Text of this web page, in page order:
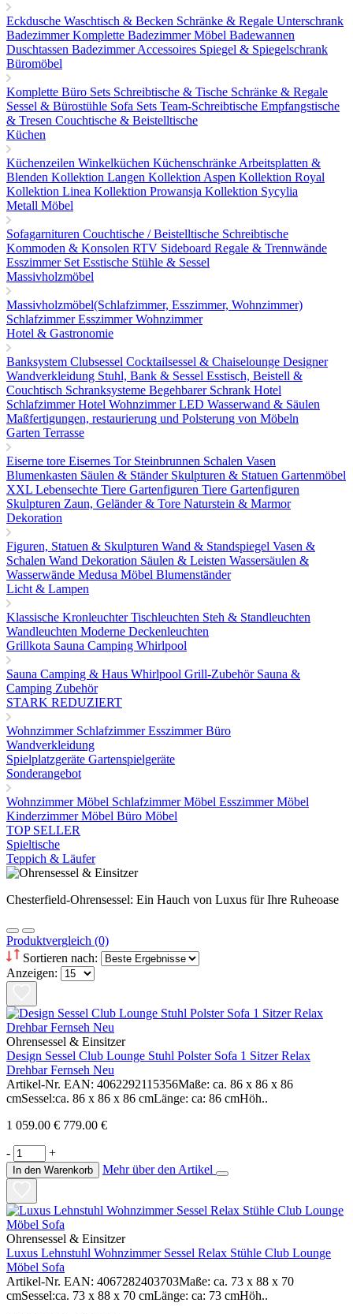
Eckdusche Waschtisch & Becken Schränke & Regale Unterschrank
BadezimmerKomplette Badezimmer Möbel Badewannen
Duschtassen Badezimmer Accessoires Spiegel & Spiegelschrank
Büromöbel
Komplette Büro Sets Schreibtische & Tische Schränke & Regale
Sessel & Bürostühle Sofa Sets Team-Schreibtische Empfangstische
& Tresen Couchtische & Beistelltische
Küchen
Küchenzeilen Winkelküchen Küchenschränke Arbeitsplatten &
Blenden Kollektion Langen Kollektion Aspen Kollektion Royal
Kollektion Linea Kollektion Prowansja Kollektion Sycylia
Metall Möbel
Sofagarnituren Couchtische / Beistelltische Schreibtische
Kommoden & Konsolen RTV Sideboard Regale & Trennwände
Esszimmer Set Esstische Stühle & Sessel
Massivholzmöbel
Massivholzmöbel(Schlafzimmer, Esszimmer, Wohnzimmer)
SchlafzimmerEsszimmerWohnzimmer
Hotel & Gastronomie
Banksystem Clubsessel Cocktailsessel & Chaiselounge Designer
Wandverkleidung Stuhl, Bank & Sessel Esstisch, Beistell &
Couchtisch Schranksysteme Begehbarer Schrank Hotel
SchlafzimmerHotel WohnzimmerLED Wasserwand & Säulen
Maßfertigungen, restaurierung und Polsterung von Möbeln
Garten Terrasse
Eiserne tore Eisernes Tor Steinbrunnen Schalen Vasen
Blumenkasten Säulen & Ständer Skulpturen & Statuen Gartenmöbel
XXL Lebensechte Tiere Gartenfiguren Tiere Gartenfiguren
Skulpturen Zaun, Geländer & Tore Naturstein & Marmor
Dekoration
Figuren, Statuen & Skulpturen Wand & Standspiegel Vasen &
Schalen Wand Dekoration Säulen & Leisten Wassersäulen &
Wasserwände Medusa Möbel Blumenständer
Licht & Lampen
Klassische KronleuchterTischleuchten Steh & Standleuchten
Wandleuchten Moderne Deckenleuchten
Grillkota Sauna Camping Whirlpool
Sauna Camping & Haus Whirlpool Grill-Zubehör Sauna &
Camping Zubehör
STARK REDUZIERT
Wohnzimmer SchlafzimmerEsszimmerBüro
Wandverkleidung
Spielplatzgeräte Gartenspielgeräte
Sonderangebot
Wohnzimmer Möbel Schlafzimmer Möbel Esszimmer Möbel
Kinderzimmer Möbel Büro Möbel
TOP SELLER
Spieltische
Teppich & Läufer
Chesterfield-Ohrensessel: Ein Hauch von Luxus für Ihre Ruheoase
Produktvergleich (0)
Sortieren nach:
Anzeigen:
Ohrensessel & Einsitzer
Design Sessel Club Lounge Stuhl Polster Sofa 1 Sitzer Relax
Drehbar Fernseh Neu
Artikel-Nr. EAN: 4062292115356Maße: ca. 86 x 86 x 86
cmSessel:ca. 86 x 86 x 86 cmLänge: ca: 86 cmHöh..
1 059.00 € 779.00 €
- +
In den Warenkorb Mehr über den Artikel
Ohrensessel & Einsitzer
Luxus Lehnstuhl Wohnzimmer Sessel Relax Stühle Club Lounge
Möbel Sofa
Artikel-Nr. EAN: 4067282403703Maße: ca. 73 x 88 x 70
cmSessel:ca. 73 x 88 x 70 cmLänge: ca: 73 cmHöh..